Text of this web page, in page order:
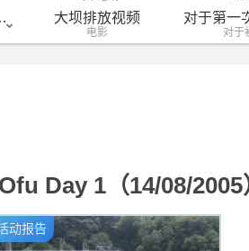
坝名单
大坝排放视频
电影
对于第一
对于
Day 1（14/08/2005
动报告